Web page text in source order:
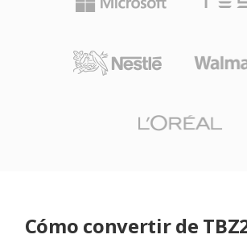
Cómo convertir de